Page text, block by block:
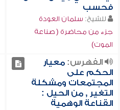
فحسب
للشيخ: سلمان العودة
جزء من محاضرة ( صناعة
الموت)
الفهرس:معيار
الحكم على
المجتمعات ومشكلة
التغير , من الحيل :
القناعة الوهمية